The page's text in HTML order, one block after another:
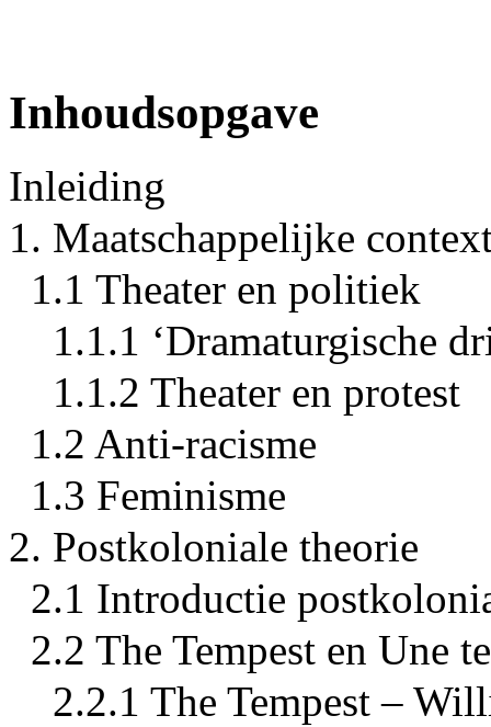
Inhoudsopgave
Inleiding
1. Maatschappelijke
1.1 Theater en politiek
1.1.1 ‘Dramaturgische
1.1.2 Theater en protest
1.2 Anti-racisme
1.3 Feminisme
2. Postkoloniale theorie
2.1 Introductie
2.2 The Tempest en Une
2.2.1 The Tempest –